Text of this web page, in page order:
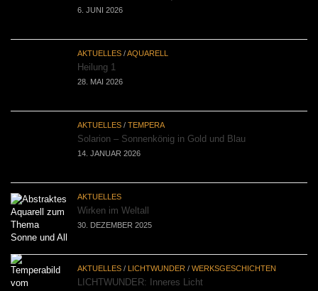
6. JUNI 2026
AKTUELLES /AQUARELL
Heilung 1
28. MAI 2026
AKTUELLES / TEMPERA
Solarion – Sonnenkönig in Gold und Blau
14. JANUAR 2026
AKTUELLES
Wirken im Weltall
30. DEZEMBER 2025
AKTUELLES / LICHTWUNDER / WERKSGESCHICHTEN
LICHTWUNDER: Inneres Licht